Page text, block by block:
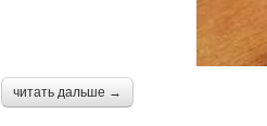
читать дальше →